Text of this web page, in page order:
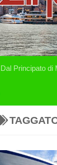
Dal Principato di